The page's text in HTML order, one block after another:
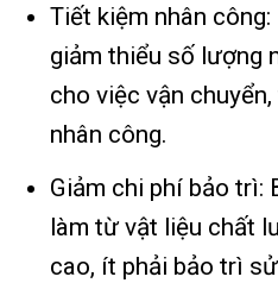
Tiết kiệm nhân
giảm thiểu số lượng
cho việc vận
nhân công.
Giảm chi phí bảo trì:
làm từ vật liệu chất
cao, ít phải bảo trì